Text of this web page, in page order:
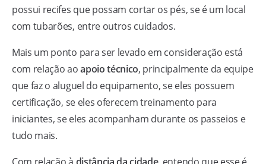
possui recifes que possam cortar os pés, se é um local
com tubarões, entre outros cuidados.
Mais um ponto para ser levado em consideração está
com relação aoapoio técnico, principalmente da equipe
que faz o aluguel do equipamento, se eles possuem
certificação, se eles oferecem treinamento para
iniciantes, se eles acompanham durante os passeios e
tudo mais.